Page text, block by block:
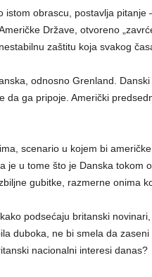
istom obrascu, postavlja pitanje
Države, otvoreno
zaštitu koja svakog
odnosno Grenland.
da ga pripoje. Američki
scenario u kojem bi
je u tome što je Danska tokom
gubitke, razmerne onima
podsećaju britanski
duboka, ne bi smela da
nacionalni interesi danas?